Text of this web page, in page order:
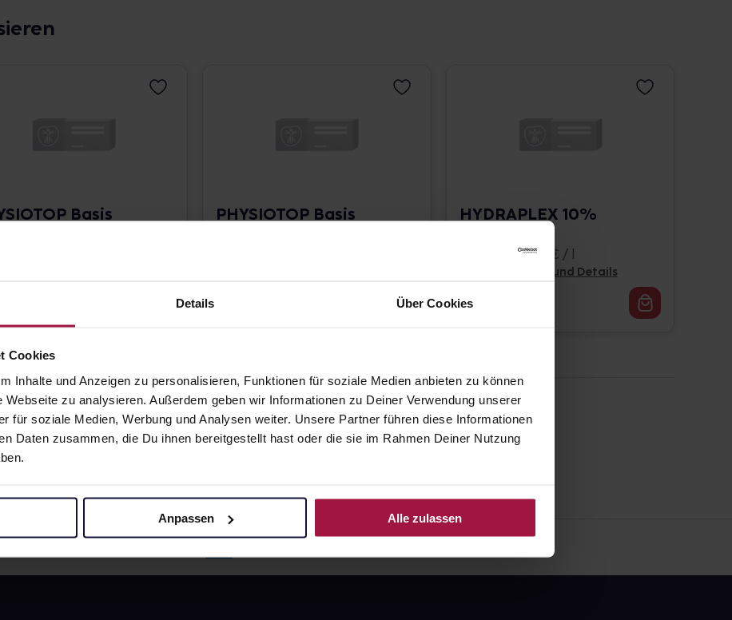
Details Über Cookies
Cookies
Inhalte und Anzeigen zu personalisieren, Funktionen für soziale Medien anbieten zu können
Webseite zu analysieren. Außerdem geben wir Informationen zu Deiner Verwendung unserer
für soziale Medien, Werbung und Analysen weiter. Unsere Partner führen diese Informationen
Daten zusammen, die Du ihnen bereitgestellt hast oder die sie im Rahmen Deiner Nutzung
Anpassen Alle zulassen
Basis
PHYSIOTOP Basis
HYDRAPLEX 10%
200 ml • 89,25 € / l
Pflichtangaben und Details
17,85